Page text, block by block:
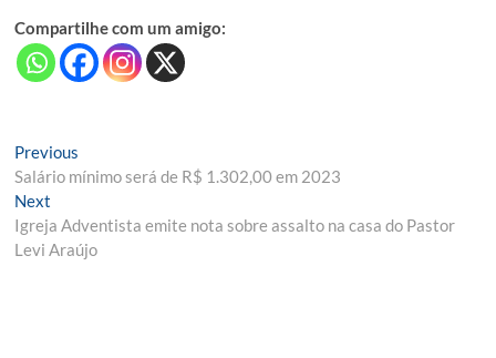
Compartilhe com um amigo:
Navegação
de
Post
Previous
post:
Salário mínimo será de R$ 1.302,00 em 2023
Next
post:
Igreja Adventista emite nota sobre assalto na casa do Pastor
Levi Araújo